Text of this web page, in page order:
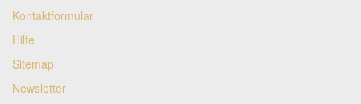
Kontaktformular
Hilfe
Sitemap
Newsletter